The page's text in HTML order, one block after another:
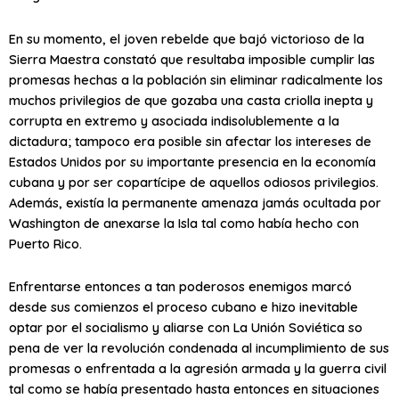
En su momento, el joven rebelde que bajó victorioso de la
Sierra Maestra constató que resultaba imposible cumplir las
promesas hechas a la población sin eliminar radicalmente los
muchos privilegios de que gozaba una casta criolla inepta y
corrupta en extremo y asociada indisolublemente a la
dictadura; tampoco era posible sin afectar los intereses de
Estados Unidos por su importante presencia en la economía
cubana y por ser copartícipe de aquellos odiosos privilegios.
Además, existía la permanente amenaza jamás ocultada por
Washington de anexarse la Isla tal como había hecho con
Puerto Rico.
Enfrentarse entonces a tan poderosos enemigos marcó
desde sus comienzos el proceso cubano e hizo inevitable
optar por el socialismo y aliarse con La Unión Soviética so
pena de ver la revolución condenada al incumplimiento de sus
promesas o enfrentada a la agresión armada y la guerra civil
tal como se había presentado hasta entonces en situaciones